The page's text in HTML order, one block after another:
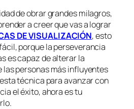
de obrar grandes milagros,
a creer que vas a lograr
DE VISUALIZACIÓN, esto
porque la perseverancia
es capaz de alterar la
las personas más influyentes
técnica para avanzar con
el éxito, ahora es tu